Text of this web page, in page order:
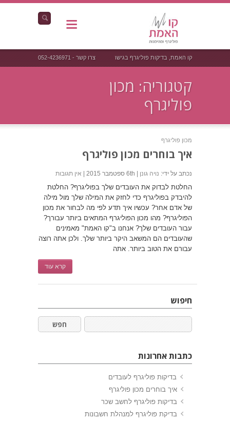
קו האמת, בדיקות פוליגרף בגישה אחרת צרו קשר - 052-4236971
קטגוריה: מכון
פוליגרף
מכון פוליגרף
איך בוחרים מכון פוליגרף
נכתב על ידי: נויה גונן אין תגובות
החלטת לבדוק את העובדים שלך בפוליגרף? החלטת
להיבדק בפוליגרף כדי לחזק את המילה שלך מול מילה
של אדם אחר? עכשיו איך תדע לפי מה לבחור את מכון
הפוליגרף? מהו מכון הפוליגרף המתאים ביותר עבורך?
עבור העובדים שלך? אנחנו ב"קו האמת" מאמינים
שהעובדים הם המשאב היקר ביותר שלך. ולכן אתה רוצה
עבורם את הטוב ביותר. אתה
קרא עוד
חיפוש
כתבות אחרונות
בדיקות פוליגרף לעובדים
איך בוחרים מכון פוליגרף
בדיקות פוליגרף לחשב שכר
בדיקת פוליגרף למנהלת חשבונות